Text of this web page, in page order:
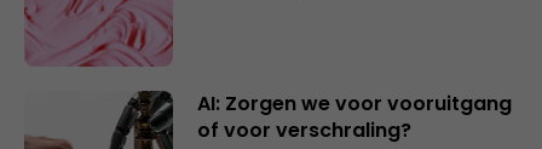
AI: Zorgen we voor vooruitgang
of voor verschraling?